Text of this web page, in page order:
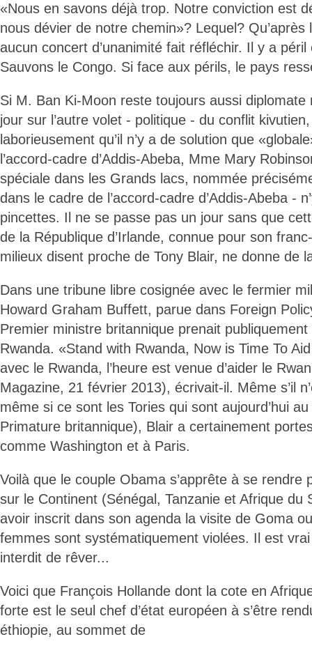
«Nous en savons déjà trop. Notre conviction est
nous dévier de notre chemin»? Lequel? Qu’après
aucun concert d’unanimité fait réfléchir. Il y a
Sauvons le Congo. Si face aux périls, le pays
Si M. Ban Ki-Moon reste toujours aussi diplomate
jour sur l’autre volet - politique - du conflit
laborieusement qu’il n’y a de solution que
l’accord-cadre d’Addis-Abeba, Mme Mary
spéciale dans les Grands lacs, nommée
dans le cadre de l’accord-cadre d’Addis-Abeba -
pincettes. Il ne se passe pas un jour sans que
de la République d’Irlande, connue pour son
milieux disent proche de Tony Blair, ne donne de
Dans une tribune libre cosignée avec le fermier
Howard Graham Buffett, parue dans Foreign
Premier ministre britannique prenait
Rwanda. «Stand with Rwanda, Now is Time To
avec le Rwanda, l’heure est venue d’aider le
Magazine, 21 février 2013), écrivait-il. Même s’il
même si ce sont les Tories qui sont aujourd’hui
Primature britannique), Blair a certainement
comme Washington et à Paris.
Voilà que le couple Obama s’apprête à se rendre
sur le Continent (Sénégal, Tanzanie et Afrique du
avoir inscrit dans son agenda la visite de Goma
femmes sont systématiquement violées. Il est vrai
interdit de rêver...
Voici que François Hollande dont la cote en
forte est le seul chef d’état européen à s’être
éthiopie, au sommet de